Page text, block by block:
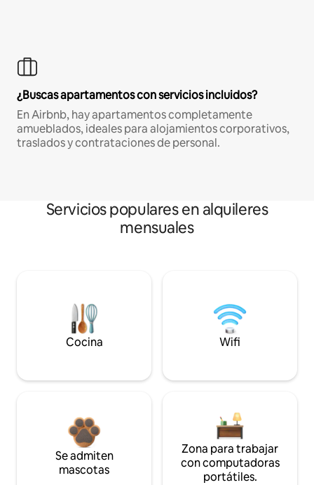
¿Buscas apartamentos con servicios incluidos?
En Airbnb, hay apartamentos completamente
amueblados, ideales para alojamientos corporativos,
traslados y contrataciones de personal.
Servicios populares en alquileres
mensuales
Cocina Wifi
Se admiten
mascotas
Zona para trabajar
con computadoras
portátiles.